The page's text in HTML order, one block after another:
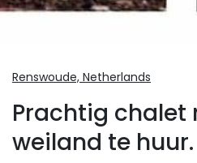
Renswoude, Netherlands
Prachtig chalet
weiland te huur.